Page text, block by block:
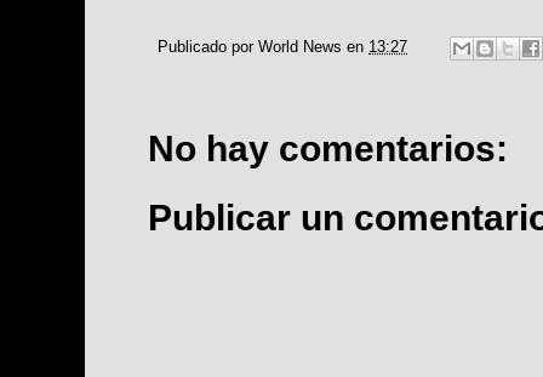
Publicado por World News en 13:27
No hay comentarios:
Publicar un